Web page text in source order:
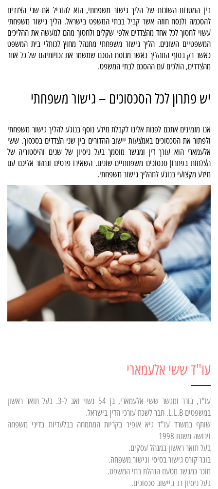
בין המטרות השונות של הליך גישור משפחתי, הוא להוביל את שני הצדדים
להסכמה ולנסח חוזה אשר קביל בבתי המשפט בישראל. הליך גישור משפחתי
עשוי לחסוך לכל אחד מהצדדים אלפי שקלים ולחסוך מהם למעשה את ההליכים
המשפטיים השונים. הליך גישור משפחתי מתנהל מחוץ לכותלי בית המשפט
כאשר רק בסוף התהליך כאשר מנוסח הסכם שמשמר את זכויותיהם של כל אחד
מהצדדים, הולכים עם ההסכם לבתי המשפט.
יש פתרון לכל הסכסוכים – גישור משפחתי
אנו מזמינים אתכם לפנות אלינו לקבלת מידע נוסף בנוגע להליך גישור משפחתי
ולפתור את הסכסוכים באמצעות יישוב ההדורים בין שני הצדדים בסכסוך. ששי
אלעמארי הוא עורך דין ומגשר מוסמך בעל ניסיון של שנים והיסטוריה של
הצלחות בפתרון סכסוכים משפחתיים שונים. השאירו פרטים ונחזור אליכם עם
מידע מקצועי בנוגע לתהליך גישור משפחתי.
עו"ד ששי אלעמארי
עו"ד, בורר ומגשר ששי אלעמארי, בן 54 נשוי ואב ל-3. בעל תואר ראשון
במשפטים L.L.B. חבר לשכת עורכי הדין בישראל.
שותף במשרד עו"ד גיא אופיר בקריות המתמחה בבלעדיות בדיני משפחה
וירושה משנת 1998
בעל תואר ראשון במנהל עסקים.
בוגר קורס גישור בסיסי וגישור משפחה.
מוכר כמגשר מטעם הנהלת בתי המשפט.
בעל ניסיון רב ביישוב סכסוכים.